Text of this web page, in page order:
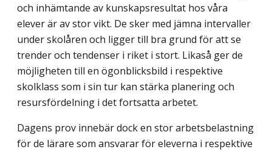
och inhämtande av kunskapsresultat hos våra
elever är av stor vikt. De sker med jämna intervaller
under skolåren och ligger till bra grund för att se
trender och tendenser i riket i stort. Likaså ger de
möjligheten till en ögonblicksbild i respektive
skolklass som i sin tur kan stärka planering och
resurs­fördelning i det fortsatta arbetet.
Dagens prov innebär dock en stor arbetsbelastning
för de lärare som ansvarar för eleverna i respektive